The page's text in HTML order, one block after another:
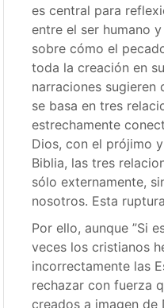
es central para
entre el ser humano
sobre cómo el
toda la creación en
narraciones sugieren
se basa en tres
estrechamente
Dios, con el prójimo
Biblia, las tres
sólo externamente,
nosotros. Esta
Por ello, aunque ”Si
veces los cristianos
incorrectamente las
rechazar con fuerza
creados a imagen